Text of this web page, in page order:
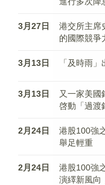
3月27日
港交所主席
的國際競爭
3月13日 「及時雨
3月13日
又一家美國
啓動「過渡
2月24日
港股100強
舉足輕重
2月24日
港股100強
演繹新風向